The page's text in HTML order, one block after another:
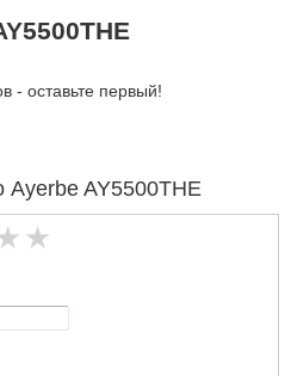
- оставьте первый!
AY5500THE